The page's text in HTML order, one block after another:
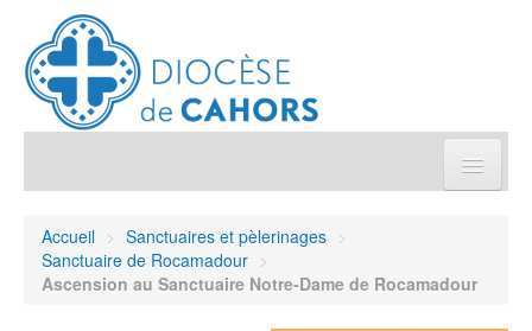
Démarches et sacrements
Accueil > Sanctuaires et pèlerinages >
Sanctuaire de Rocamadour >
Ascension au Sanctuaire Notre-Dame de Rocamadour